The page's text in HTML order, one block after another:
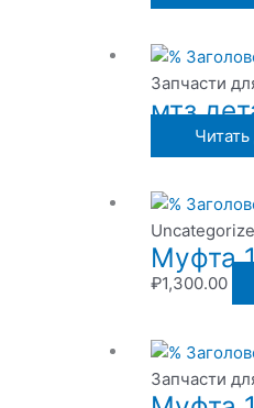
Запчасти
мтз
Муфта
₽1,300.00
Запчасти